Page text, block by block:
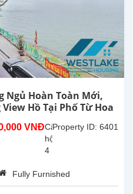
Ngủ Hoàn Toàn Mới,
Phố Từ Hoa
VNĐ Property ID: 6401
Căn
hộ
4
ngủ
hoàn
Fully Furnished